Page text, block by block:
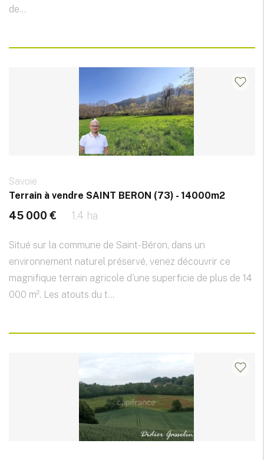
de...
Savoie
Terrain à vendre SAINT BERON (73) - 14000m2
45 000 € 1.4 ha
Situé sur la commune de Saint-Béron, dans un
environnement naturel préservé, venez découvrir ce
magnifique terrain agricole d'une superficie de plus de 14
000 m². Les atouts du t...